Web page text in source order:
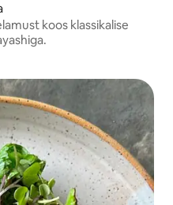
koos klassikalise